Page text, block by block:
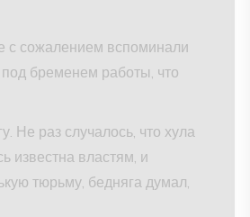
с сожалением вспоминали
бременем работы, что
Не раз случалось, что хула
известна властям, и
тюрьму, бедняга думал,